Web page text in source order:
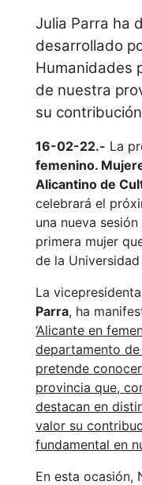
Julia Parra ha
desarrollado
Humanidades
de nuestra
su
16-02-22.- La
femenino.
Alicantino de
celebrará el
una nueva
primera mujer
de la
La
Parra, ha
‘Alicante en
departamento de
pretende
provincia que,
destacan en
valor su
fundamental en
En esta ocasión,